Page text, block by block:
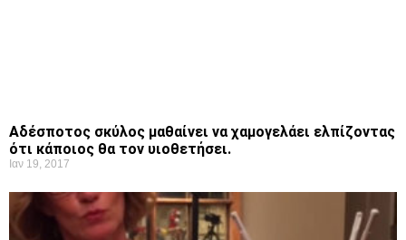
Αδέσποτος σκύλος μαθαίνει να χαμογελάει ελπίζοντας
ότι κάποιος θα τον υιοθετήσει.
Ιαν 19, 2017